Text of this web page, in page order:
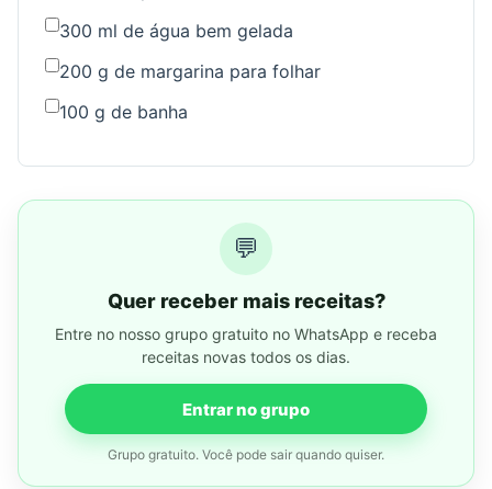
300 ml de água bem gelada
200 g de margarina para folhar
100 g de banha
💬
Quer receber mais receitas?
Entre no nosso grupo gratuito no WhatsApp e receba
receitas novas todos os dias.
Entrar no grupo
Grupo gratuito. Você pode sair quando quiser.